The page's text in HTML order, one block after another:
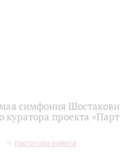
симфония
куратора проекта
партитура памяти